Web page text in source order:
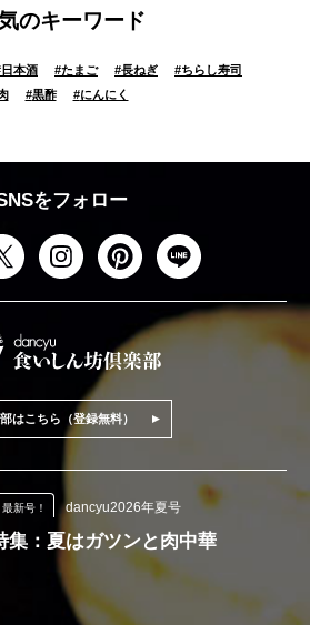
のキーワード
日本酒 #たまご #長ねぎ #ちらし寿司
#黒酢 #にんにく
をフォロー
はこちら（登録無料）
最新号！ dancyu2026年夏号
集：夏はガツンと肉中華